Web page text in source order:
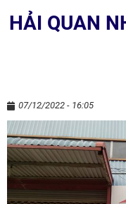
HẢI QUAN
07/12/2022 - 16:05